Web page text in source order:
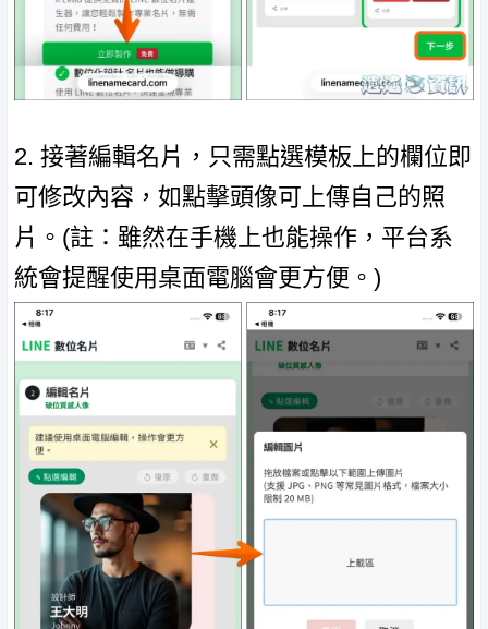
2. 接著編輯名片，只需點選模板上的欄位即
可修改內容，如點擊頭像可上傳自己的照
片。(註：雖然在手機上也能操作，平台系
統會提醒使用桌面電腦會更方便。)